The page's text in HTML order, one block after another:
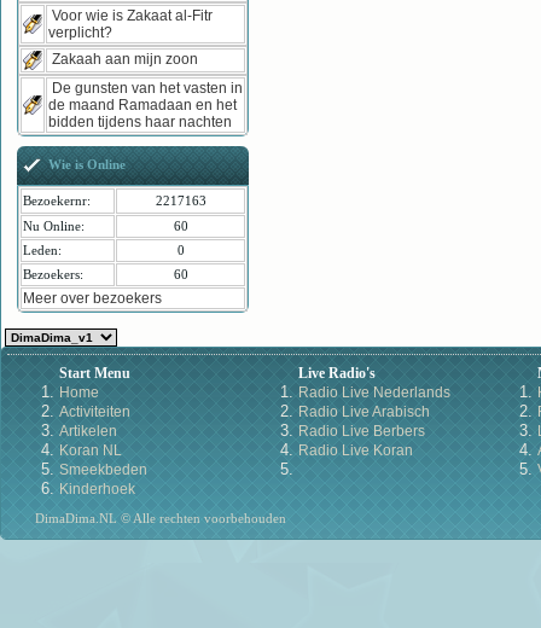
Voor wie is Zakaat al-Fitr
verplicht?
Zakaah aan mijn zoon
De gunsten van het vasten in
de maand Ramadaan en het
bidden tijdens haar nachten
Wie is Online
Bezoekernr:
2217163
Nu Online:
60
Leden:
0
Bezoekers:
60
Meer over bezoekers
Start Menu
Home
Activiteiten
Artikelen
Koran NL
Smeekbeden
Kinderhoek
Live Radio's
Radio Live Nederlands
Radio Live Arabisch
Radio Live Berbers
Radio Live Koran
DimaDima.NL © Alle rechten voorbehouden